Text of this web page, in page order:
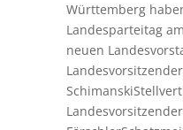
Württemberg
Landesparteitag
neuen